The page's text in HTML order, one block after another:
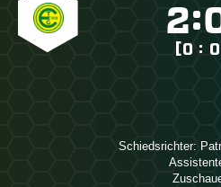
:
[0 :
Schiedsrichter: